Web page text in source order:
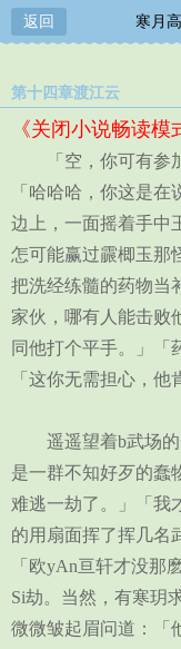
返回 寒月
第十四章渡江云
《关闭小说畅读模
「空，你可有参加
「哈哈哈，你这是
边上，一面摇着手中
怎可能赢过霢楖玉那
把洗经练髓的药物当
家伙，哪有人能击败
同他打个平手。」「
「这你无需担心，他
遥遥望着b武场的
是一群不知好歹的蠢
难逃一劫了。」「我
的用扇面挥了挥几名
「欧yAn亘轩才没那
Si劫。当然，有寒玥
微微皱起眉问道：「